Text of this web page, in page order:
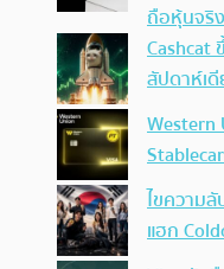
ถือหุ้นจริง
Cashcat
สัปดาห์เ
Western
ไขความ
แฮก